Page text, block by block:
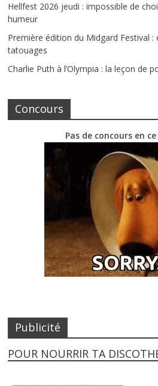
Hellfest 2026 jeudi : impossible de
humeur
Première édition du Midgard Festival
tatouages
Charlie Puth à l’Olympia : la leçon de
Concours
Pas de concours en
Publicité
POUR NOURRIR TA